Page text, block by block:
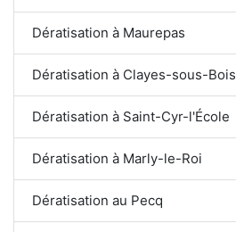
Dératisation à Maurepas
Dératisation à Clayes-sous-Bois
Dératisation à Saint-Cyr-l'École
Dératisation à Marly-le-Roi
Dératisation au Pecq